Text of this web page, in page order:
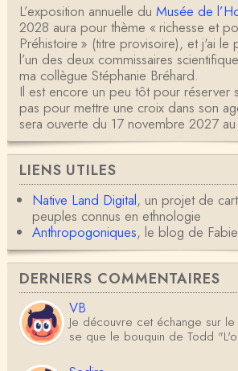
L’exposition annuelle du Musée de
2028 aura pour thème « richesse et
Préhistoire » (titre provisoire), et j'ai le
l’un des deux commissaires
ma collègue Stéphanie Bréhard.
Il est encore un peu tôt pour réserver
pas pour mettre une croix dans son
sera ouverte du 17 novembre 2027
LIENS UTILES
Native Land Digital, un projet de
peuples connus en ethnologie
Anthropogoniques, le blog de
DERNIERS COMMENTAIRES
VB
Je découvre cet échange sur
se que le bouquin de Todd